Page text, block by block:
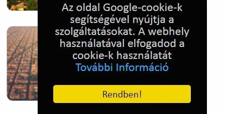
Barcelona, Spanyolország
2022. Dec. 04.